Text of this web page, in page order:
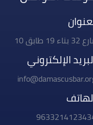
19 طابق 10
الإلكتروني